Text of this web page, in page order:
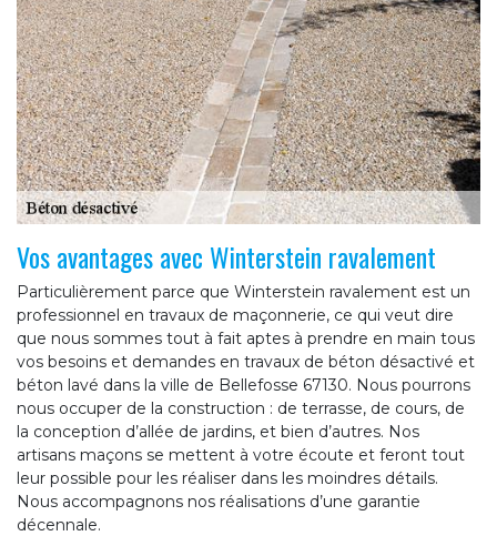
Vos avantages avec Winterstein ravalement
Particulièrement parce que Winterstein ravalement est un
professionnel en travaux de maçonnerie, ce qui veut dire
que nous sommes tout à fait aptes à prendre en main tous
vos besoins et demandes en travaux de béton désactivé et
béton lavé dans la ville de Bellefosse 67130. Nous pourrons
nous occuper de la construction : de terrasse, de cours, de
la conception d’allée de jardins, et bien d’autres. Nos
artisans maçons se mettent à votre écoute et feront tout
leur possible pour les réaliser dans les moindres détails.
Nous accompagnons nos réalisations d’une garantie
décennale.